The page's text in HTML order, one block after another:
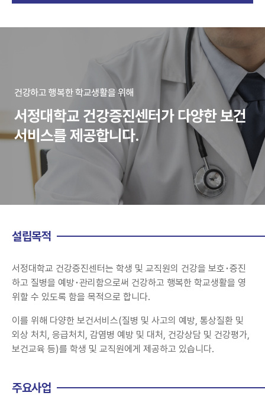
건강하고 행복한 학교생활을 위해
서정대학교 건강증진센터가 다양한 보건
서비스를 제공합니다.
설립목적
서정대학교 건강증진센터는 학생 및 교직원의 건강을 보호･증진
하고 질병을 예방･관리함으로써 건강하고 행복한 학교생활을 영
위할 수 있도록 함을 목적으로 합니다.
이를 위해 다양한 보건서비스(질병 및 사고의 예방, 통상질환 및
외상 처치, 응급처치, 감염병 예방 및 대처, 건강상담 및 건강평가,
보건교육 등)를 학생 및 교직원에게 제공하고 있습니다.
주요사업